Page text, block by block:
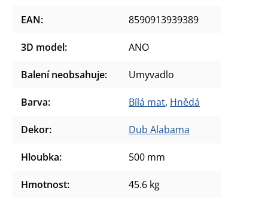
EAN: 8590913939389
3D model: ANO
Balení neobsahuje: Umyvadlo
Barva: Bílá mat, Hnědá
Dekor: Dub Alabama
Hloubka: 500 mm
Hmotnost: 45.6 kg